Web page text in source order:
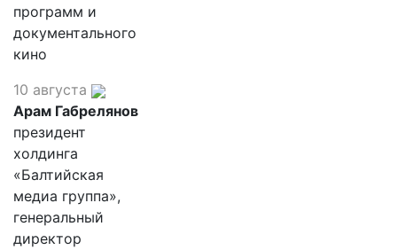
программ и
документального
кино
10 августа
Арам Габрелянов
президент
холдинга
«Балтийская
медиа группа»,
генеральный
директор